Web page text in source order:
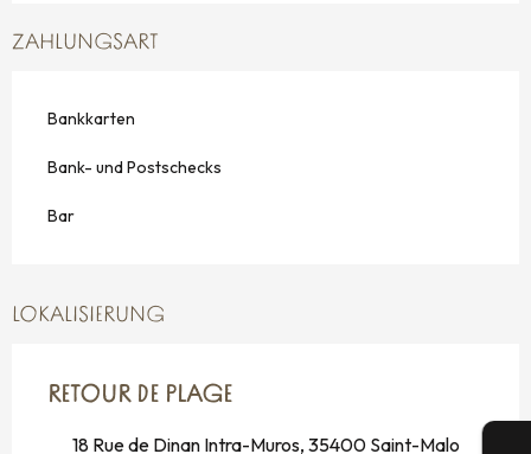
ZAHLUNGSART
Bankkarten
Bank- und Postschecks
Bar
LOKALISIERUNG
RETOUR DE PLAGE
18 Rue de Dinan Intra-Muros, 35400 Saint-Malo